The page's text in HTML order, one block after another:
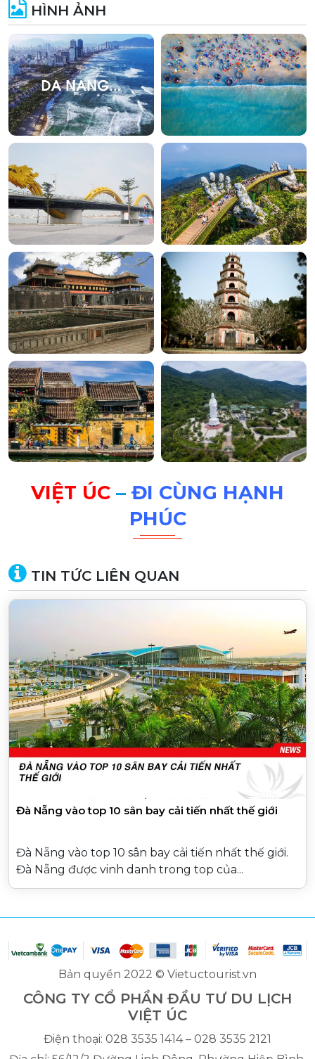
HÌNH ẢNH
VIỆT ÚC – ĐI CÙNG HẠNH
PHÚC
TIN TỨC LIÊN QUAN
Đà Nẵng vào top 10 sân bay cải tiến nhất thế giới
Đà Nẵng vào top 10 sân bay cải tiến nhất thế giới.
Đà Nẵng được vinh danh trong top của...
Bản quyền 2022 © Vietuctourist.vn
CÔNG TY CỔ PHẦN ĐẦU TƯ DU LỊCH
VIỆT ÚC
Điện thoại: 028 3535 1414 – 028 3535 2121